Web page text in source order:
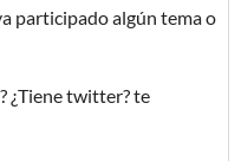
participado algún tema o
¿Tiene twitter? te